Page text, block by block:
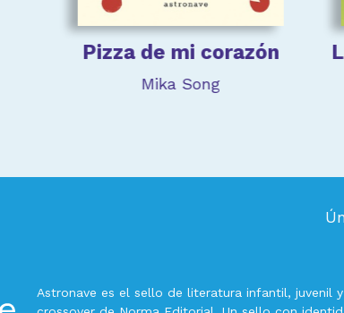
Pizza de mi corazón
Mika Song
Astronave es el sello de literatura infantil, juvenil y